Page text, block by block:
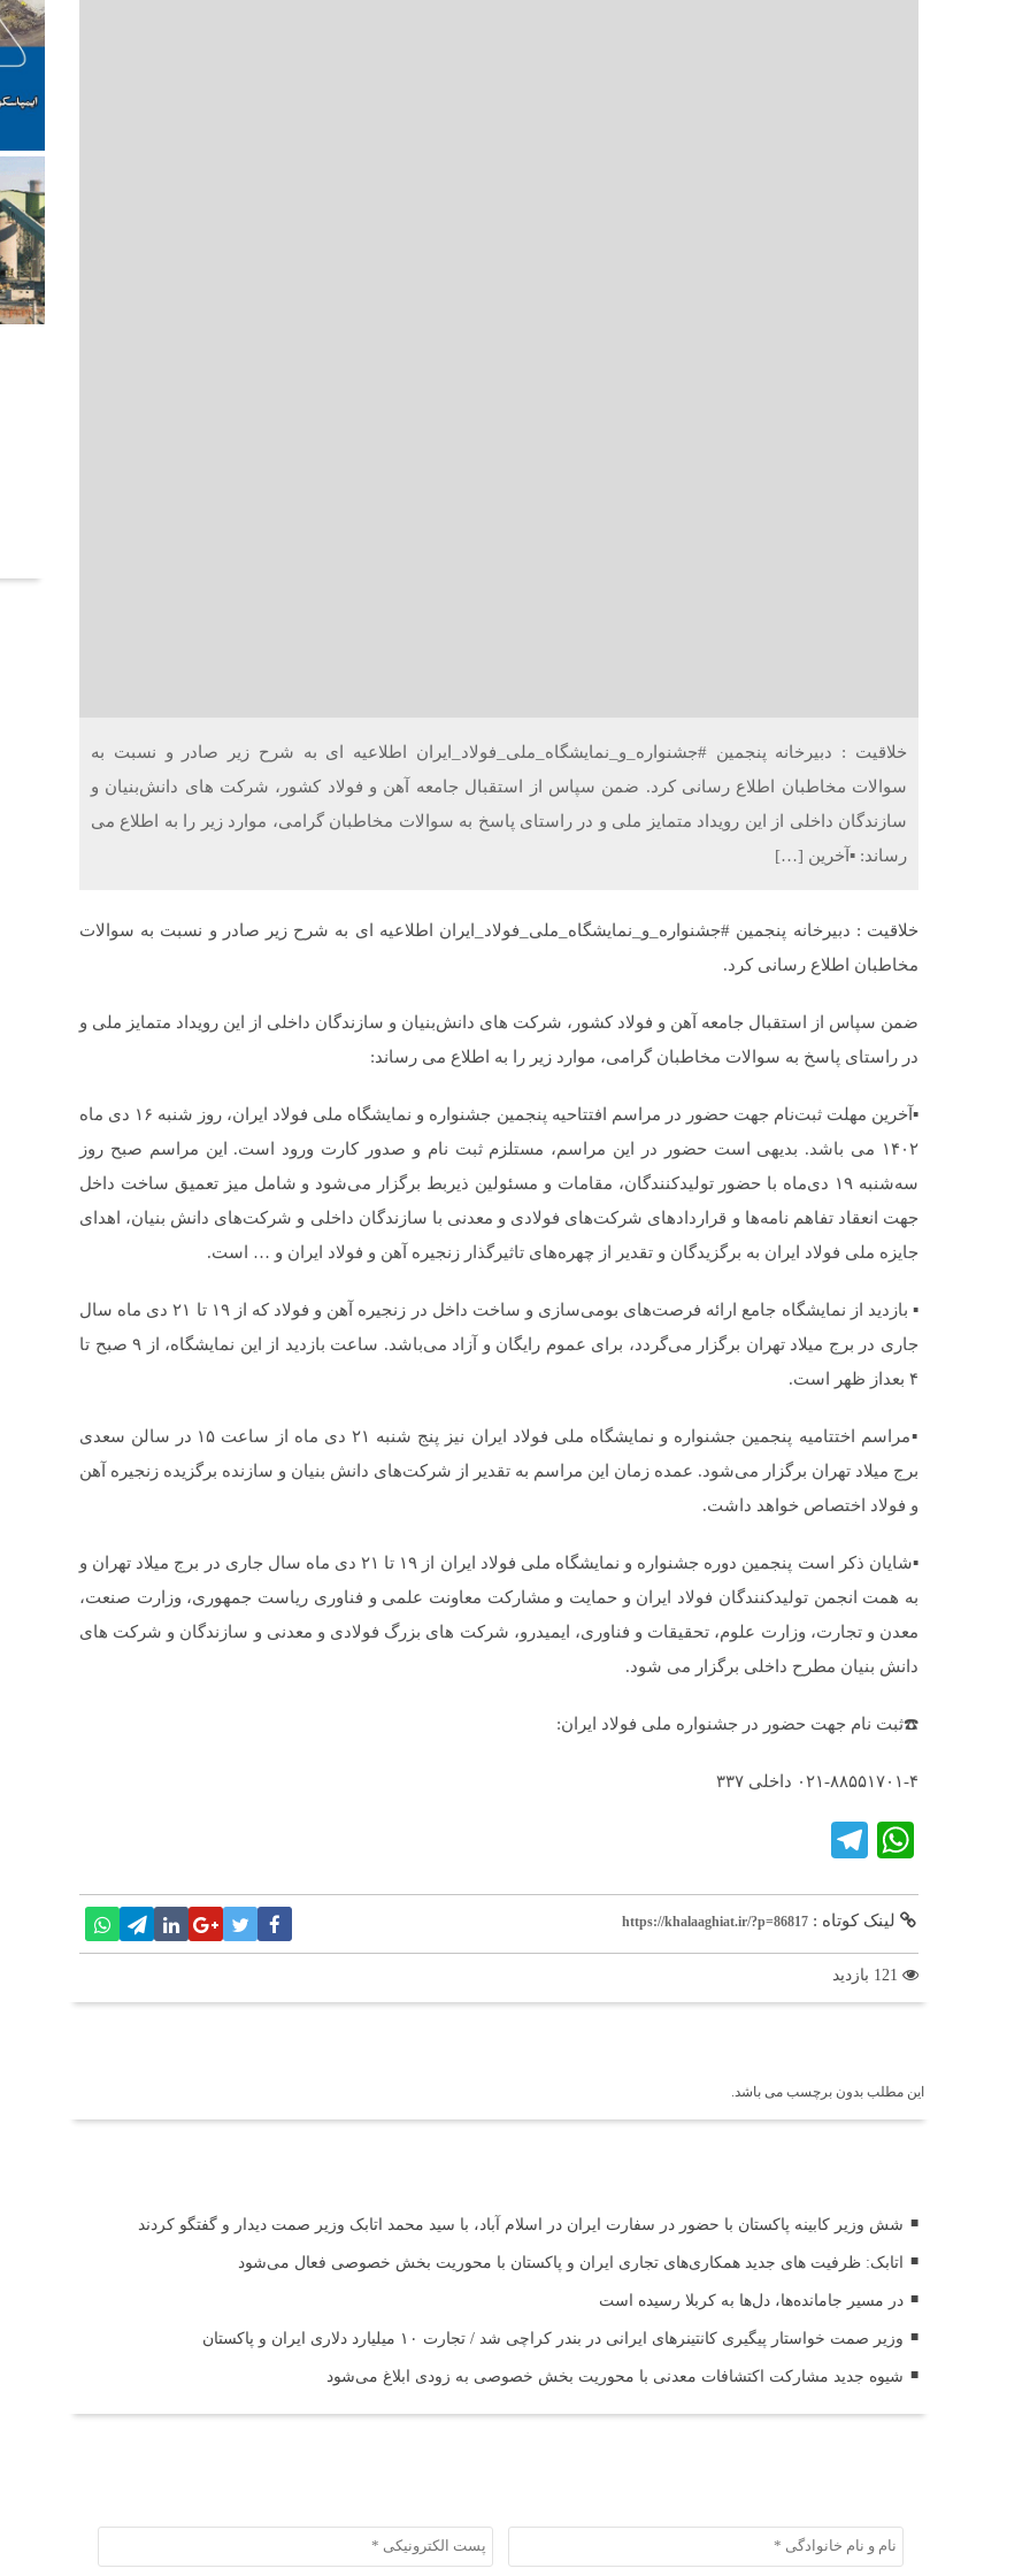
خلاقیت : دبیرخانه پنجمین #جشنواره_و_نمایشگاه_ملی_فولاد_ایران اطلاعیه ای به شرح زیر صادر و نسبت به
سوالات مخاطبان اطلاع رسانی کرد. ضمن سپاس از استقبال جامعه آهن و فولاد کشور، شرکت های دانش‌بنیان و
سازندگان داخلی از این رویداد متمایز ملی و در راستای پاسخ به سوالات مخاطبان گرامی، موارد زیر را به اطلاع می
رساند: ▪️آخرین […]
خلاقیت : دبیرخانه پنجمین #جشنواره_و_نمایشگاه_ملی_فولاد_ایران اطلاعیه ای به شرح زیر صادر و نسبت به سوالات
مخاطبان اطلاع رسانی کرد.
ضمن سپاس از استقبال جامعه آهن و فولاد کشور، شرکت های دانش‌بنیان و سازندگان داخلی از این رویداد متمایز ملی و
در راستای پاسخ به سوالات مخاطبان گرامی، موارد زیر را به اطلاع می رساند:
▪️آخرین مهلت ثبت‌نام جهت حضور در مراسم افتتاحیه پنجمین جشنواره و نمایشگاه ملی فولاد ایران، روز شنبه ۱۶ دی ماه
۱۴۰۲ می باشد. بدیهی است حضور در این مراسم، مستلزم ثبت نام و صدور کارت ورود است. این مراسم صبح روز
سه‌شنبه ۱۹ دی‌ماه با حضور تولیدکنندگان، مقامات و مسئولین ذیربط برگزار می‌شود و شامل میز تعمیق ساخت داخل
جهت انعقاد تفاهم نامه‌ها و قراردادهای شرکت‌های فولادی و معدنی با سازندگان داخلی و شرکت‌های دانش بنیان، اهدای
جایزه ملی فولاد ایران به برگزیدگان و تقدیر از چهره‌های تاثیرگذار زنجیره آهن و فولاد ایران و … است.
▪️ بازدید از نمایشگاه جامع ارائه فرصت‌های بومی‌سازی و ساخت داخل در زنجیره آهن و فولاد که از ۱۹ تا ۲۱ دی ماه سال
جاری در برج میلاد تهران برگزار می‌گردد، برای عموم رایگان و آزاد می‌باشد. ساعت بازدید از این نمایشگاه، از ۹ صبح تا
۴ بعداز ظهر است.
▪️مراسم اختتامیه پنجمین جشنواره و نمایشگاه ملی فولاد ایران نیز پنج شنبه ۲۱ دی ماه از ساعت ۱۵ در سالن سعدی
برج میلاد تهران برگزار می‌شود. عمده زمان این مراسم به تقدیر از شرکت‌های دانش بنیان و سازنده برگزیده زنجیره آهن
و فولاد اختصاص خواهد داشت.
▪️شایان ذکر است پنجمین دوره جشنواره و نمایشگاه ملی فولاد ایران از ۱۹ تا ۲۱ دی ماه سال جاری در برج میلاد تهران و
به همت انجمن تولیدکنندگان فولاد ایران و حمایت و مشارکت معاونت علمی و فناوری ریاست جمهوری، وزارت صنعت،
معدن و تجارت، وزارت علوم، تحقیقات و فناوری، ایمیدرو، شرکت های بزرگ فولادی و معدنی و سازندگان و شرکت های
دانش بنیان مطرح داخلی برگزار می شود.
☎️ثبت نام جهت حضور در جشنواره ملی فولاد ایران:
۰۲۱-۸۸۵۵۱۷۰۱-۴ داخلی ۳۳۷
WhatsApp
لینک کوتاه : https://khalaaghiat.ir/?p=86817
این مطلب بدون برچسب می باشد.
شش وزیر کابینه پاکستان با حضور در سفارت ایران در اسلام آباد، با سید محمد اتابک وزیر صمت دیدار و گفتگو کردند
اتابک: ظرفیت های جدید همکاری‌های تجاری ایران و پاکستان با محوریت بخش خصوصی فعال می‌شود
در مسیر جا‌مانده‌ها، دل‌ها به کربلا رسیده است
وزیر صمت خواستار پیگیری کانتینرهای ایرانی در بندر کراچی شد / تجارت ۱۰ میلیارد دلاری ایران و پاکستان
شیوه جدید مشارکت اکتشافات معدنی با محوریت بخش خصوصی به زودی ابلاغ می‌شود